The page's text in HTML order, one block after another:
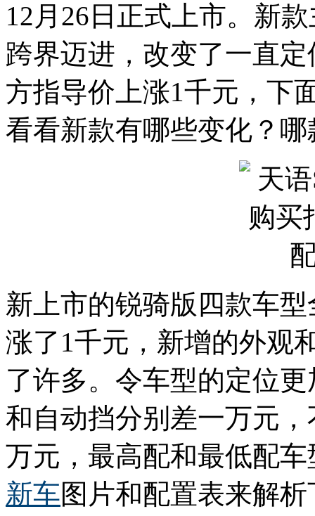
12月26日正式上市。新
跨界迈进，改变了一直
方指导价上涨1千元，下
看看新款有哪些变化？
新上市的锐骑版四款车
涨了1千元，新增的外观
了许多。令车型的定位
和自动挡分别差一万元
万元，最高配和最低配
新车图片和配置表来解